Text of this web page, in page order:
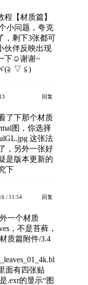
【材质篇】
小问题，夸克
，剩下3张都可
伙伴反映出现
下☺谢谢~
(≧ ▽ ≦)ゝ
回复
了下那个材质
图，你选择
这张法
，另外一张好
是版本更新的
下
/ 11:54 回复
一个材质
，不是苔藓，
质篇附件/3.4
面有四张贴
.exr的显示“图